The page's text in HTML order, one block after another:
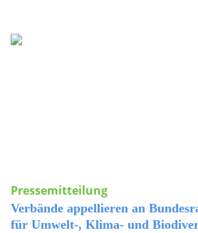
Pressemitteilung
Verbände appellieren an
für Umwelt-, Klima- und